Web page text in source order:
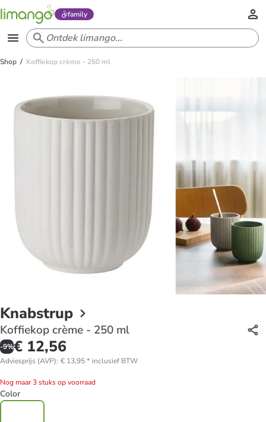
family
Shop Koffiekop crème - 250 ml
Knabstrup
Koffiekop crème - 250 ml
-9%€ 12,56
Adviesprijs (AVP): € 13,95* inclusief BTW
Nog maar 3 stuks op voorraad
Color